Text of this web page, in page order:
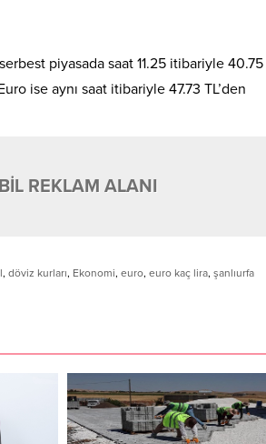
piyasada saat 11.25 itibariyle 40.75
ise aynı saat itibariyle 47.73 TL’den
REKLAM ALANI
, döviz kurları, Ekonomi, euro, euro kaç lira, şanlıurfa